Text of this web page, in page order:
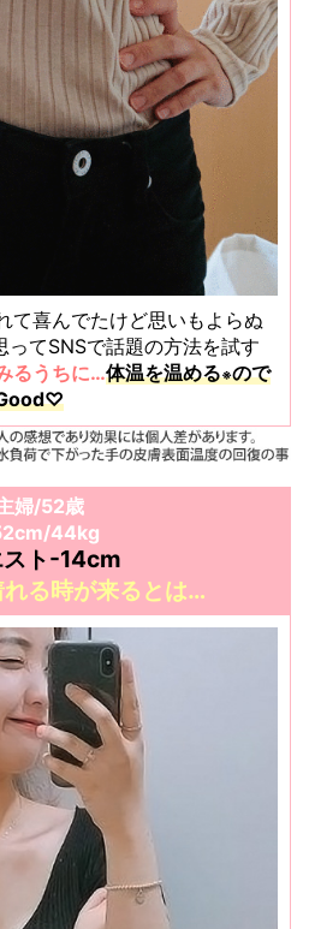
て喜んでたけど思いもよらぬ
ってSNSで話題の方法を試す
るうちに…体温を温める※ので
婦/52歳
44kg
スト-14cm
る時が来るとは…